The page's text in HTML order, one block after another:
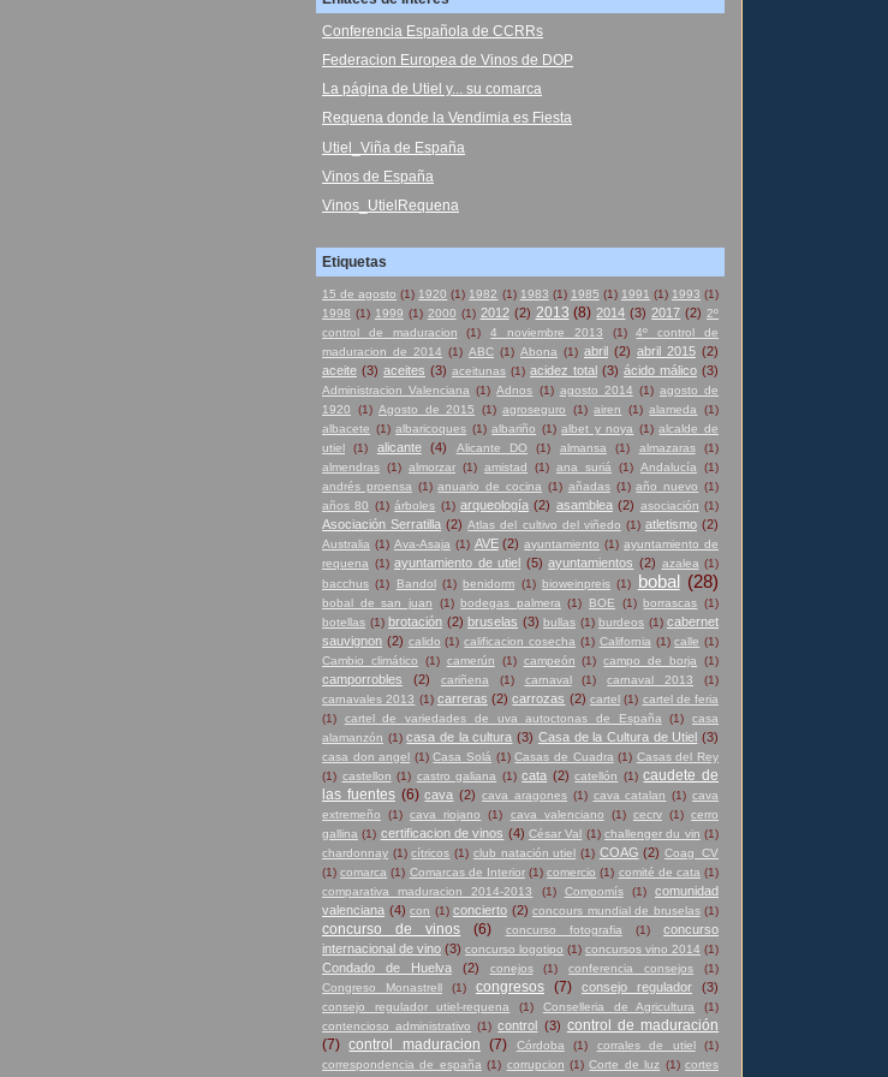
Conferencia Española de CCRRs
Federacion Europea de Vinos de DOP
La página de Utiel y... su comarca
Requena donde la Vendimia es Fiesta
Utiel_Viña de España
Vinos de España
Vinos_UtielRequena
Etiquetas
15 de agosto (1) 1920 (1) 1982 (1) 1983 (1) 1985 (1) 1991 (1) 1993 (1)
1998 (1) 1999 (1) 2000 (1) 2012 (2) 2013 (8) 2014 (3) 2017 (2) 2º
control de maduracion
(1) 4 noviembre 2013 (1)
4º control de
maduracion de 2014 (1) ABC (1) Abona (1) abril (2) abril 2015 (2)
aceite (3) aceites (3) aceitunas (1) acidez total (3) ácido málico (3)
Administracion Valenciana (1) Adnos (1) agosto 2014 (1) agosto de
1920
(1) Agosto de 2015 (1) agroseguro (1) airen (1) alameda
(1)
albacete (1) albaricoques (1) albariño (1) albet y noya (1) alcalde de
utiel
(1) alicante (4) Alicante DO (1) almansa (1) almazaras
(1)
almendras (1) almorzar (1) amistad (1) ana suriá (1) Andalucía
(1)
andrés proensa (1) anuario de cocina (1) añadas (1) año nuevo (1)
años 80 (1) árboles (1) arqueología (2) asamblea (2) asociación (1)
Asociación Serratilla (2) Atlas del cultivo del viñedo (1) atletismo (2)
Australia (1) Ava-Asaja (1) AVE (2) ayuntamiento (1) ayuntamiento de
requena (1) ayuntamiento de utiel (5) ayuntamientos (2) azalea (1)
bacchus (1) Bandol (1) benidorm (1) bioweinpreis (1) bobal (28)
bobal de san juan (1) bodegas palmera (1) BOE (1) borrascas (1)
botellas (1) brotación (2) bruselas (3) bullas (1) burdeos (1) cabernet
sauvignon (2) calido (1) calificacion cosecha (1) California (1) calle (1)
Cambio climático
(1) camerún (1) campeón (1) campo de borja (1)
camporrobles (2) cariñena (1) carnaval (1) carnaval 2013
(1)
carnavales 2013 (1) carreras (2) carrozas (2) cartel (1) cartel de feria
(1)
cartel de variedades de uva autoctonas de España (1)
casa
alamanzón (1) casa de la cultura (3) Casa de la Cultura de Utiel (3)
casa don angel (1) Casa Solá (1) Casas de Cuadra (1) Casas del Rey
(1) castellon (1) castro galiana (1) cata (2) catellón (1) caudete de
las fuentes (6) cava (2) cava aragones (1) cava catalan (1) cava
extremeño
(1) cava riojano (1) cava valenciano (1) cecrv (1) cerro
gallina (1) certificacion de vinos (4) César Val (1) challenger du vin (1)
chardonnay (1) cítricos (1) club natación utiel (1) COAG (2) Coag_CV
(1) comarca (1) Comarcas de Interior (1) comercio (1) comité de cata (1)
comparativa maduracion 2014-2013
(1) Compomís (1)
comunidad
valenciana (4) con (1) concierto (2) concours mundial de bruselas (1)
concurso de vinos (6) concurso fotografia (1)
concurso
internacional de vino (3) concurso logotipo (1) concursos vino 2014 (1)
Condado de Huelva (2) conejos (1) conferencia consejos
(1)
Congreso Monastrell
(1) congresos (7) consejo regulador (3)
consejo regulador utiel-requena (1) Conselleria de Agricultura
(1)
contencioso administrativo (1) control (3) control de maduración
(7) control maduracion (7) Córdoba (1) corrales de utiel
(1)
correspondencia de españa (1) corrupcion (1) Corte de luz (1) cortes